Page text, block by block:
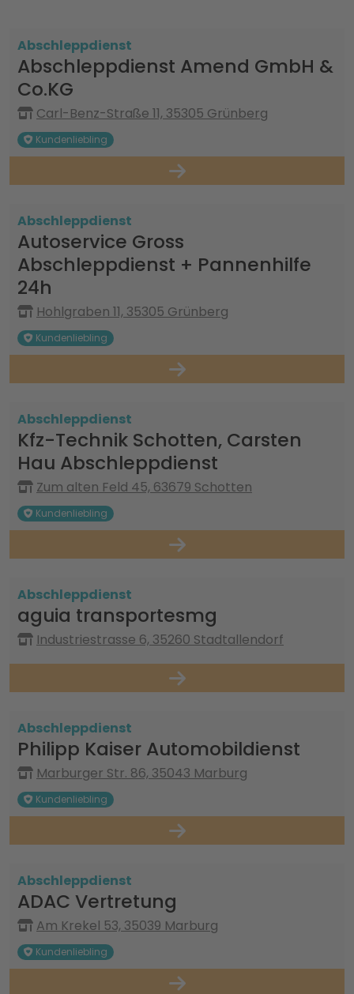
Abschleppdienst
Abschleppdienst Amend GmbH &
Co.KG
Carl-Benz-Straße 11, 35305 Grünberg
Kundenliebling
Abschleppdienst
Autoservice Gross
Abschleppdienst + Pannenhilfe
24h
Hohlgraben 11, 35305 Grünberg
Kundenliebling
Abschleppdienst
Kfz-Technik Schotten, Carsten
Hau Abschleppdienst
Zum alten Feld 45, 63679 Schotten
Kundenliebling
Abschleppdienst
aguia transportesmg
Industriestrasse 6, 35260 Stadtallendorf
Abschleppdienst
Philipp Kaiser Automobildienst
Marburger Str. 86, 35043 Marburg
Kundenliebling
Abschleppdienst
ADAC Vertretung
Am Krekel 53, 35039 Marburg
Kundenliebling